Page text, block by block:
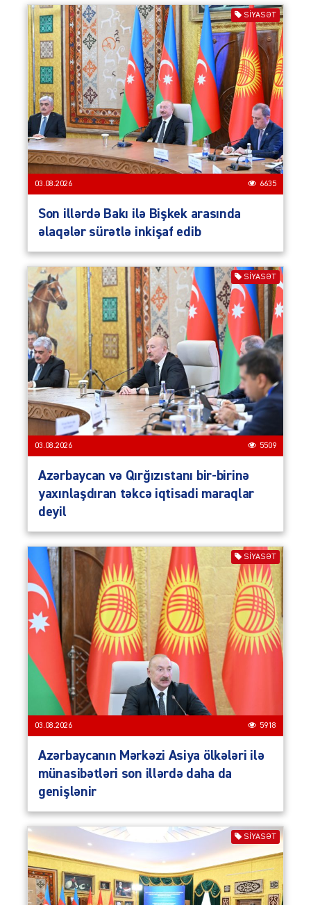
SIYASƏT
03.08.2026 6635
Son illərdə Bakı ilə Bişkek arasında
əlaqələr sürətlə inkişaf edib
SIYASƏT
03.08.2026 5509
Azərbaycan və Qırğızıstanı bir-birinə
yaxınlaşdıran təkcə iqtisadi maraqlar
deyil
SIYASƏT
03.08.2026 5918
Azərbaycanın Mərkəzi Asiya ölkələri ilə
münasibətləri son illərdə daha da
genişlənir
SIYASƏT